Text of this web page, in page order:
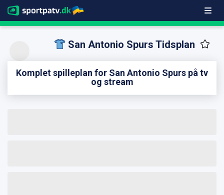
San Antonio Spurs Tidsplan
Komplet spilleplan for San Antonio Spurs på tv
og stream